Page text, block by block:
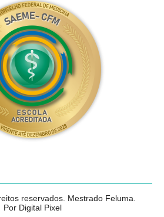
reservados. Mestrado Feluma.
Por Digital Pixel